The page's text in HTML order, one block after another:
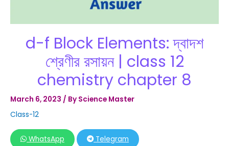
d-f Block Elements: দ্বাদশ
শ্রেণীর রসায়ন | class 12
chemistry chapter 8
March 6, 2023 / By Science Master
Class-12
WhatsApp Telegram